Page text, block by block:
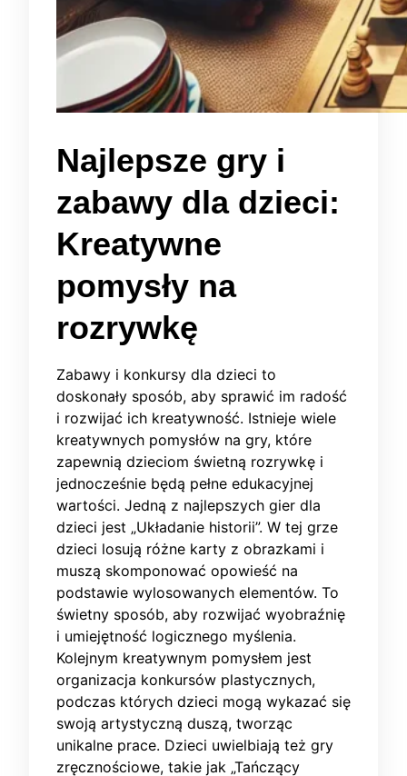
Najlepsze gry i
zabawy dla dzieci:
Kreatywne
pomysły na
rozrywkę
Zabawy i konkursy dla dzieci to
doskonały sposób, aby sprawić im radość
i rozwijać ich kreatywność. Istnieje wiele
kreatywnych pomysłów na gry, które
zapewnią dzieciom świetną rozrywkę i
jednocześnie będą pełne edukacyjnej
wartości. Jedną z najlepszych gier dla
dzieci jest „Układanie historii”. W tej grze
dzieci losują różne karty z obrazkami i
muszą skomponować opowieść na
podstawie wylosowanych elementów. To
świetny sposób, aby rozwijać wyobraźnię
i umiejętność logicznego myślenia.
Kolejnym kreatywnym pomysłem jest
organizacja konkursów plastycznych,
podczas których dzieci mogą wykazać się
swoją artystyczną duszą, tworząc
unikalne prace. Dzieci uwielbiają też gry
zręcznościowe, takie jak „Tańczący